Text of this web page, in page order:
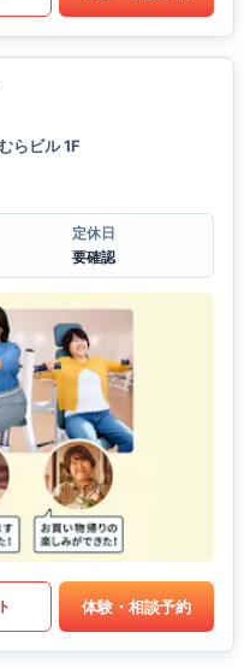
らビル 1F
定休日
要確認
体験・相談予約